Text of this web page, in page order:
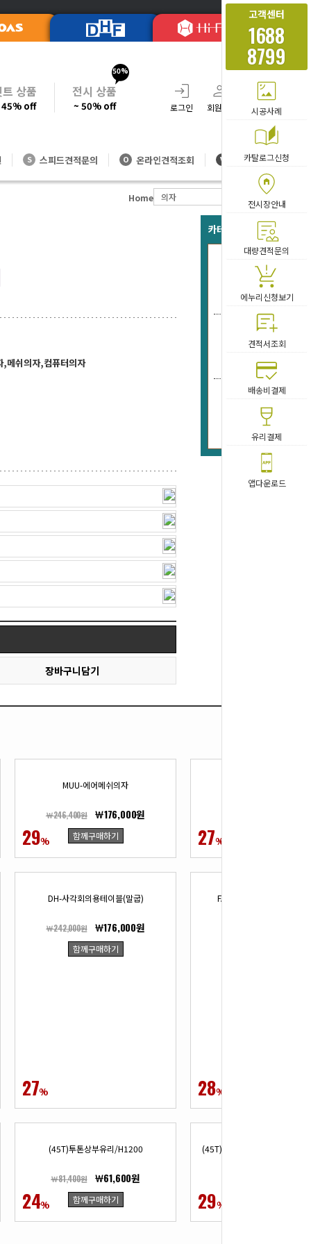
고객센터
1688
8799
시공사례
카탈로그신청
전시장안내
대량견적문의
에누리신청보기
견적서조회
배송비결제
유리결제
앱다운로드
트 상품
45% off
50%
전시 상품
~ 50% off 로그인 회원가입 주문조회
S 스피드견적문의 O 온라인견적조회 V 대량방문견적
Home 의자 메쉬의자(￦40,000~)
,메쉬의자,컴퓨터의자
장바구니담기
카테고리 베스트 아이템
AA-리
29%
MUU-에어메쉬의자
￦246,400원 ￦176,000원
함께구매하기 27%
27%
DH-사각회의용테이블(말굽)
￦242,000원 ￦176,000원
함께구매하기
28%
FA-멜론사각회의용테이블(
24%
(45T)투톤상부유리/H1200
￦81,400원 ￦61,600원
함께구매하기 29%
(45T)칼라패브릭상부유리/